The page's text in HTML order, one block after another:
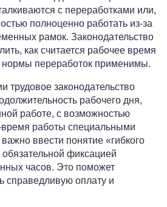
с переработками или,
полноценно работать из-за
рамок. Законодательство
как считается рабочее время
нормы переработок применимы.
трудовое законодательство
рабочего дня,
работе, с возможностью
работы специальными
ввести понятие «гибкого
фиксацией
часов. Это поможет
справедливую оплату и